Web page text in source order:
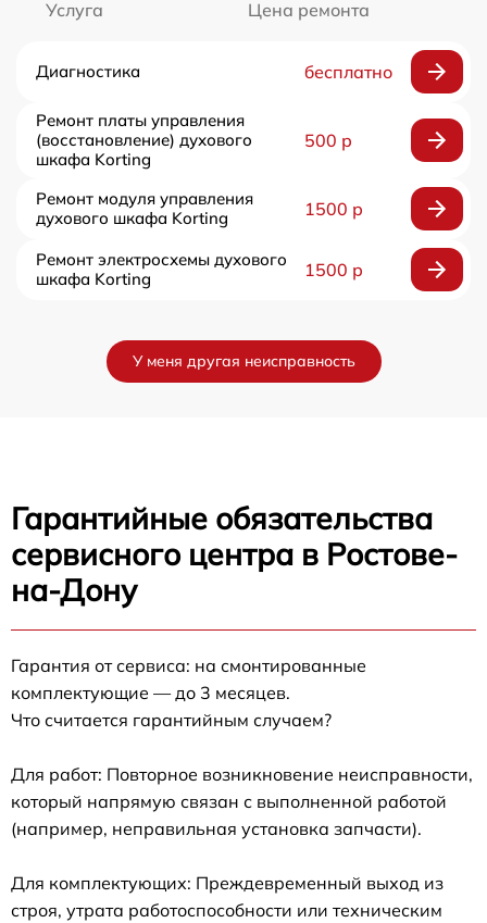
Услуга Цена ремонта
Диагностика бесплатно
Ремонт платы управления
(восстановление) духового
шкафа Korting
500 р
Ремонт модуля управления
духового шкафа Korting
1500 р
Ремонт электросхемы духового
шкафа Korting
1500 р
У меня другая неисправность
Гарантийные обязательства
сервисного центра в Ростове-
на-Дону
Гарантия от сервиса: на смонтированные
комплектующие — до 3 месяцев.
Что считается гарантийным случаем?
Для работ: Повторное возникновение неисправности,
который напрямую связан с выполненной работой
(например, неправильная установка запчасти).
Для комплектующих: Преждевременный выход из
строя, утрата работоспособности или техническим